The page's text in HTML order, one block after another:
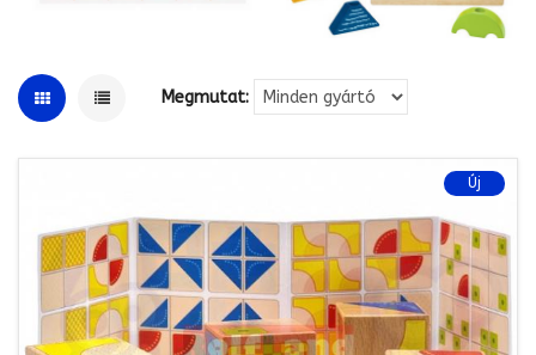
Megmutat:
Új